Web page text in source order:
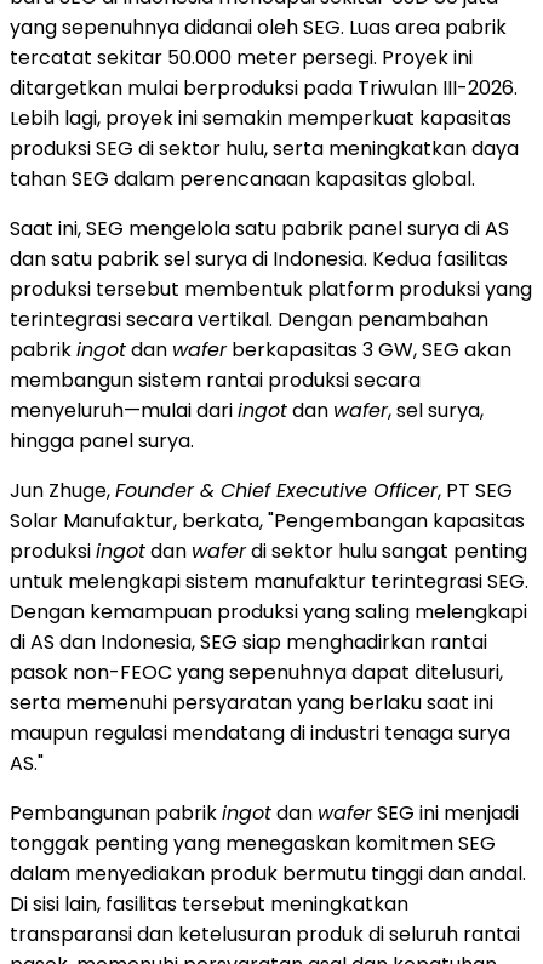
yang sepenuhnya didanai oleh SEG. Luas area pabrik
tercatat sekitar 50.000 meter persegi. Proyek ini
ditargetkan mulai berproduksi pada Triwulan III-2026.
Lebih lagi, proyek ini semakin memperkuat kapasitas
produksi SEG di sektor hulu, serta meningkatkan daya
tahan SEG dalam perencanaan kapasitas global.
Saat ini, SEG mengelola satu pabrik panel surya di AS
dan satu pabrik sel surya di Indonesia. Kedua fasilitas
produksi tersebut membentuk platform produksi yang
terintegrasi secara vertikal. Dengan penambahan
pabrikingotdan waferberkapasitas 3 GW, SEG akan
membangun sistem rantai produksi secara
menyeluruh—mulai dariingotdan wafer, sel surya,
hingga panel surya.
Jun Zhuge,Founder & Chief Executive Officer, PT SEG
Solar Manufaktur, berkata, "Pengembangan kapasitas
produksiingotdan waferdi sektor hulu sangat penting
untuk melengkapi sistem manufaktur terintegrasi SEG.
Dengan kemampuan produksi yang saling melengkapi
di AS dan Indonesia, SEG siap menghadirkan rantai
pasok non-FEOC yang sepenuhnya dapat ditelusuri,
serta memenuhi persyaratan yang berlaku saat ini
maupun regulasi mendatang di industri tenaga surya
AS."
Pembangunan pabrikingotdan waferSEG ini menjadi
tonggak penting yang menegaskan komitmen SEG
dalam menyediakan produk bermutu tinggi dan andal.
Di sisi lain, fasilitas tersebut meningkatkan
transparansi dan ketelusuran produk di seluruh rantai